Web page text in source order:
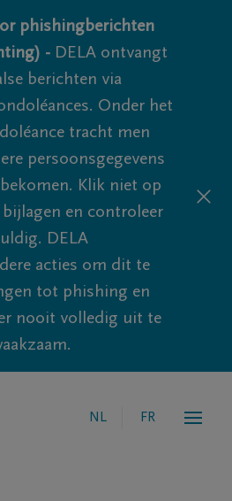
phishingberichten
- DELA ontvangt
berichten via
Onder het
tracht men
persoonsgegevens
Klik niet op
en controleer
DELA
acties om dit te
tot phishing en
nooit volledig uit te
NL FR